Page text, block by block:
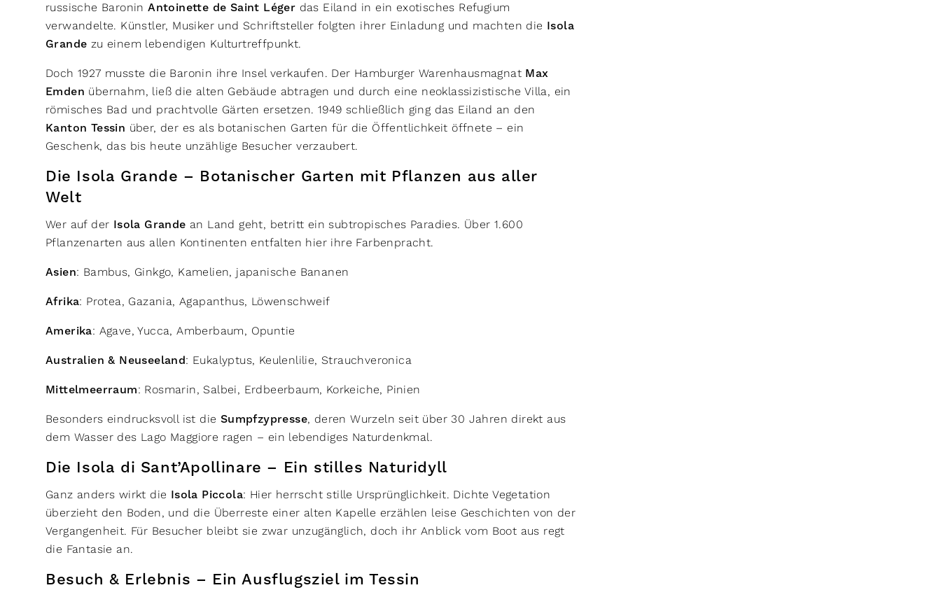
russische BaroninAntoinette de Saint Léger das Eiland in ein exotisches Refugium
verwandelte. Künstler, Musiker und Schriftsteller folgten ihrer Einladung und machten die Isola
Grande zu einem lebendigen Kulturtreffpunkt.
Doch 1927 musste die Baronin ihre Insel verkaufen. Der Hamburger Warenhausmagnat Max
Emden übernahm, ließ die alten Gebäude abtragen und durch eine neoklassizistische Villa, ein
römisches Bad und prachtvolle Gärten ersetzen. 1949 schließlich ging das Eiland an den
Kanton Tessin über, der es als botanischen Garten für die Öffentlichkeit öffnete – ein
Geschenk, das bis heute unzählige Besucher verzaubert.
Die Isola Grande – Botanischer Garten mit Pflanzen aus aller
Welt
Wer auf der Isola Grande an Land geht, betritt ein subtropisches Paradies. Über 1.600
Pflanzenarten aus allen Kontinenten entfalten hier ihre Farbenpracht.
Asien: Bambus, Ginkgo, Kamelien, japanische Bananen
Afrika: Protea, Gazania, Agapanthus, Löwenschweif
Amerika: Agave, Yucca, Amberbaum, Opuntie
Australien & Neuseeland: Eukalyptus, Keulenlilie, Strauchveronica
Mittelmeerraum: Rosmarin, Salbei, Erdbeerbaum, Korkeiche, Pinien
Besonders eindrucksvoll ist die Sumpfzypresse, deren Wurzeln seit über 30 Jahren direkt aus
dem Wasser des Lago Maggiore ragen – ein lebendiges Naturdenkmal.
Die Isola di Sant’Apollinare – Ein stilles Naturidyll
Ganz anders wirkt die Isola Piccola: Hier herrscht stille Ursprünglichkeit. Dichte Vegetation
überzieht den Boden, und die Überreste einer alten Kapelle erzählen leise Geschichten von der
Vergangenheit. Für Besucher bleibt sie zwar unzugänglich, doch ihr Anblick vom Boot aus regt
die Fantasie an.
Besuch & Erlebnis – Ein Ausflugsziel im Tessin